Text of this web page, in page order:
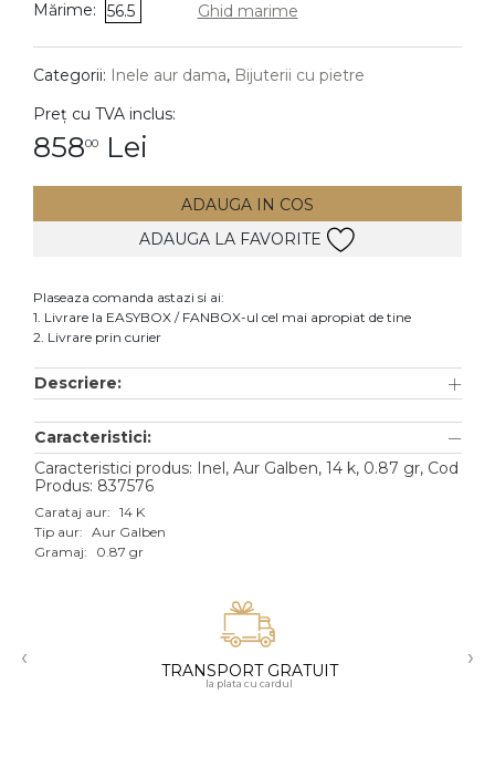
DIAMANTE Vezi toate
Cercei
Accesorii
Aur alb
Aur roz
Aur mixt
18K
Mărime: 56.5 Ghid marime
Categorii: Inele aur dama, Bijuterii cu pietre
Preț cu TVA inclus:
85800 Lei
ADAUGA IN COS
ADAUGA LA FAVORITE
Plaseaza comanda astazi si ai:
1. Livrare la EASYBOX / FANBOX-ul cel mai apropiat de tine
2. Livrare prin curier
Descriere:
Caracteristici:
Caracteristici produs: Inel, Aur Galben, 14 k, 0.87 gr, Cod
Produs: 837576
Carataj aur: 14 K
Tip aur: Aur Galben
Gramaj:
0.87 gr
‹ TRANSPORT GRATUIT
la plata cu cardul
›